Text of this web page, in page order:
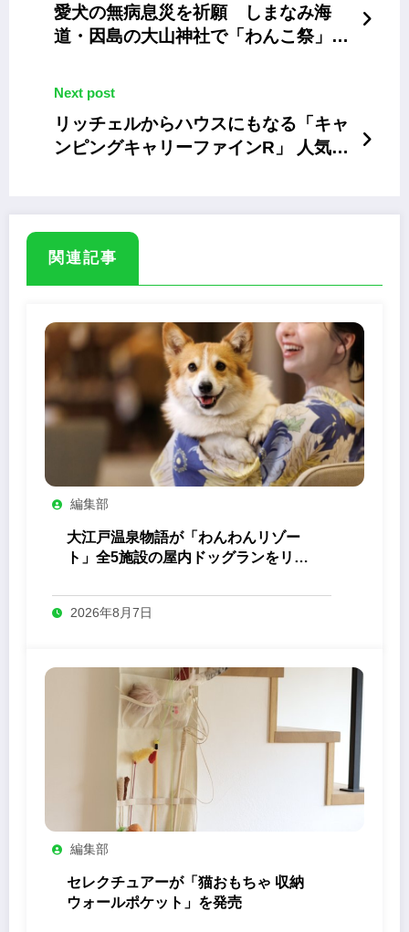
愛犬の無病息災を祈願 しまなみ海
道・因島の大山神社で「わんこ祭」
Next post
リッチェルからハウスにもなる「キャ
ンピングキャリーファインR」 人気ペ
関連記事
編集部
大江戸温泉物語が「わんわんリゾー
ト」全5施設の屋内ドッグランをリニ
2026年8月7日
編集部
セレクチュアーが「猫おもちゃ 収納
ウォールポケット」を発売